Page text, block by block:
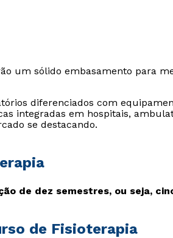
um sólido embasamento para
diferenciados com
integradas em hospitais,
se destacando.
de dez semestres, ou seja,
de Fisioterapia